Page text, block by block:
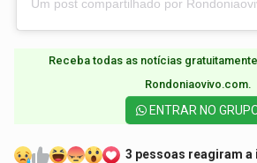
Receba todas as notícias
Rondoniaovivo.com.​
ENTRAR NO
3 pessoas reagiram a